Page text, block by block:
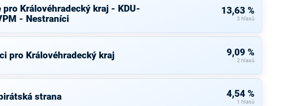
pro Královéhradecký kraj - KDU-
- Nestraníci
13,63 %
3 hlasů
pro Královéhradecký kraj 9,09 %
2 hlasů
strana 4,54 %
1 hlasů